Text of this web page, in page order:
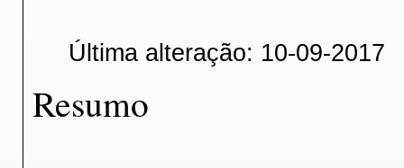
Última alteração: 10-09-2017
Resumo